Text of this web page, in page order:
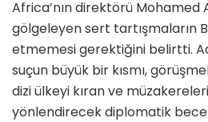
Africa’nın direktörü Mohamed
gölgeleyen sert tartışmaların
etmemesi gerektiğini belirtti.
suçun büyük bir kısmı,
dizi ülkeyi kıran ve
yönlendirecek diplomatik